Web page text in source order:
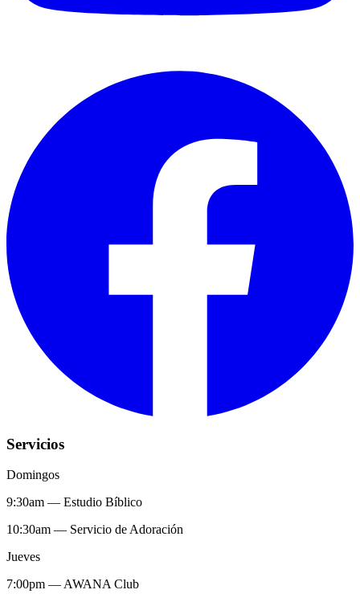
Servicios
Domingos
9:30am — Estudio Bíblico
10:30am — Servicio de Adoración
Jueves
7:00pm — AWANA Club